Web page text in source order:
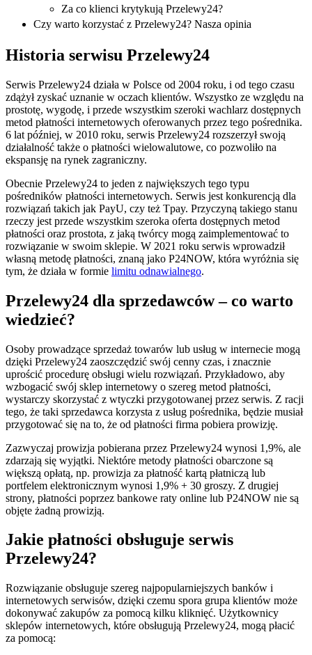
Za co klienci krytykują Przelewy24?
Czy warto korzystać z Przelewy24? Nasza opinia
Historia serwisu Przelewy24
Serwis Przelewy24 działa w Polsce od 2004 roku, i od tego czasu
zdążył zyskać uznanie w oczach klientów. Wszystko ze względu na
prostotę, wygodę, i przede wszystkim szeroki wachlarz dostępnych
metod płatności internetowych oferowanych przez tego pośrednika.
6 lat później, w 2010 roku, serwis Przelewy24 rozszerzył swoją
działalność także o płatności wielowalutowe, co pozwoliło na
ekspansję na rynek zagraniczny.
Obecnie Przelewy24 to jeden z największych tego typu
pośredników płatności internetowych. Serwis jest konkurencją dla
rozwiązań takich jak PayU, czy też Tpay. Przyczyną takiego stanu
rzeczy jest przede wszystkim szeroka oferta dostępnych metod
płatności oraz prostota, z jaką twórcy mogą zaimplementować to
rozwiązanie w swoim sklepie. W 2021 roku serwis wprowadził
własną metodę płatności, znaną jako P24NOW, która wyróżnia się
tym, że działa w formie limitu odnawialnego.
Przelewy24 dla sprzedawców – co warto
wiedzieć?
Osoby prowadzące sprzedaż towarów lub usług w internecie mogą
dzięki Przelewy24 zaoszczędzić swój cenny czas, i znacznie
uprościć procedurę obsługi wielu rozwiązań. Przykładowo, aby
wzbogacić swój sklep internetowy o szereg metod płatności,
wystarczy skorzystać z wtyczki przygotowanej przez serwis. Z racji
tego, że taki sprzedawca korzysta z usług pośrednika, będzie musiał
przygotować się na to, że od płatności firma pobiera prowizję.
Zazwyczaj prowizja pobierana przez Przelewy24 wynosi 1,9%, ale
zdarzają się wyjątki. Niektóre metody płatności obarczone są
większą opłatą, np. prowizja za płatność kartą płatniczą lub
portfelem elektronicznym wynosi 1,9% + 30 groszy. Z drugiej
strony, płatności poprzez bankowe raty online lub P24NOW nie są
objęte żadną prowizją.
Jakie płatności obsługuje serwis
Przelewy24?
Rozwiązanie obsługuje szereg najpopularniejszych banków i
internetowych serwisów, dzięki czemu spora grupa klientów może
dokonywać zakupów za pomocą kilku kliknięć. Użytkownicy
sklepów internetowych, które obsługują Przelewy24, mogą płacić
za pomocą: